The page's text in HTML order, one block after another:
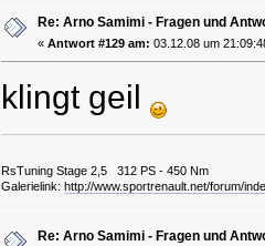
Re: Arno Samimi - Fragen und
« Antwort #129 am: 03.12.08 um
klingt geil
RsTuning Stage 2,5 312 PS - 450 Nm
Galerielink:http://www.sportrenault.net/forum/
Re: Arno Samimi - Fragen und